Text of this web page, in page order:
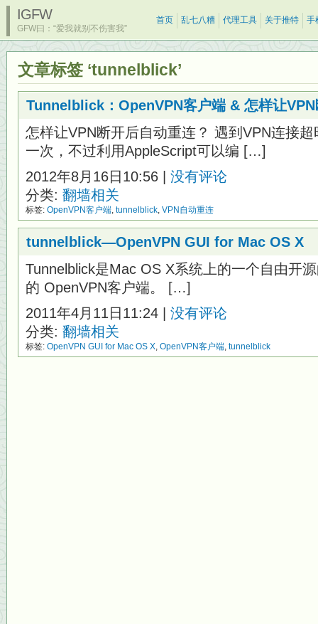
IGFW
GFW曰：“爱我就别不伤害我”
首页 乱七八糟 代理工具 关于推特 手
文章标签 ‘tunnelblick’
Tunnelblick：OpenVPN客户端 & 怎样让
怎样让VPN断开后自动重连？ 遇到VPN连接
一次，不过利用AppleScript可以编 […]
2012年8月16日10:56 | 没有评论
分类: 翻墙相关
标签: OpenVPN客户端, tunnelblick, VPN自动重连
tunnelblick—OpenVPN GUI for Mac OS X
Tunnelblick是Mac OS X系统上的一个自由开
的 OpenVPN客户端。 […]
2011年4月11日11:24 | 没有评论
分类: 翻墙相关
标签: OpenVPN GUI for Mac OS X, OpenVPN客户端, tunnelblick